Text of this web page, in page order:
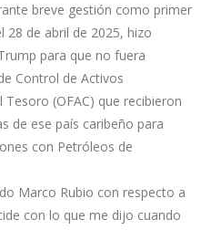
breve gestión como primer
28 de abril de 2025, hizo
para que no fuera
Control de Activos
(OFAC) que recibieron
de ese país caribeño para
con Petróleos de
Marco Rubio con respecto a
con lo que me dijo cuando